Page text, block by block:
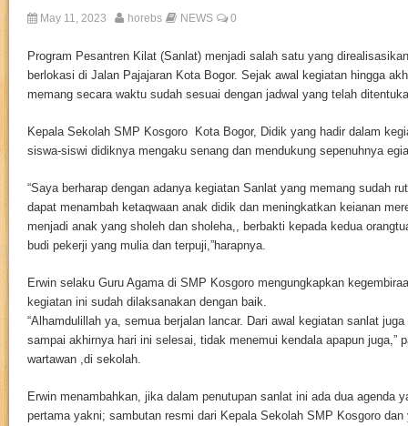
May 11, 2023 horebs NEWS 0
Program Pesantren Kilat (Sanlat) menjadi salah satu yang
berlokasi di Jalan Pajajaran Kota Bogor. Sejak awal kegiatan hingga
memang secara waktu sudah sesuai dengan jadwal yang telah
Kepala Sekolah SMP Kosgoro Kota Bogor, Didik yang hadir dalam
siswa-siswi didiknya mengaku senang dan mendukung sepenuhnya
“Saya berharap dengan adanya kegiatan Sanlat yang memang sudah
dapat menambah ketaqwaan anak didik dan meningkatkan keianan
menjadi anak yang sholeh dan sholeha,, berbakti kepada kedua
budi pekerji yang mulia dan terpuji,”harapnya.
Erwin selaku Guru Agama di SMP Kosgoro mengungkapkan
kegiatan ini sudah dilaksanakan dengan baik.
“Alhamdulillah ya, semua berjalan lancar. Dari awal kegiatan sanlat
sampai akhirnya hari ini selesai, tidak menemui kendala apapun juga,”
wartawan ,di sekolah.
Erwin menambahkan, jika dalam penutupan sanlat ini ada dua agenda
pertama yakni; sambutan resmi dari Kepala Sekolah SMP Kosgoro dan